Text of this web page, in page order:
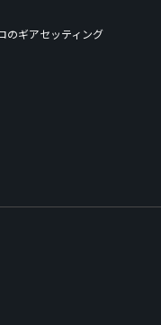
のギアセッティング